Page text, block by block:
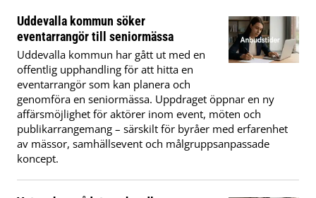
Uddevalla kommun söker
eventarrangör till seniormässa
Uddevalla kommun har gått ut med en
offentlig upphandling för att hitta en
eventarrangör som kan planera och
genomföra en seniormässa. Uppdraget öppnar en ny
affärsmöjlighet för aktörer inom event, möten och
publikarrangemang – särskilt för byråer med erfarenhet
av mässor, samhällsevent och målgruppsanpassade
koncept.